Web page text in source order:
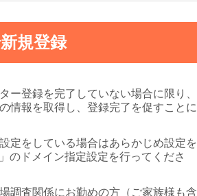
規登録
ー登録を完了していない場合に限り、
情報を取得し、登録完了を促すことに
定をしている場合はあらかじめ設定を
のドメイン指定設定を行ってくださ
調査関係にお勤めの方（ご家族様も含